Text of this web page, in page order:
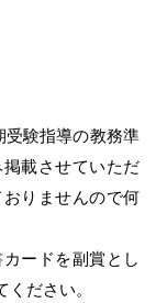
受験指導の教務準
載させていただ
りませんので何
ードを副賞とし
ださい。